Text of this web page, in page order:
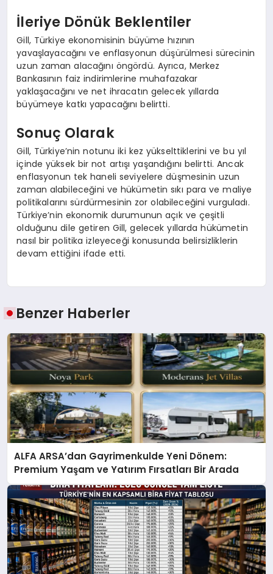
İleriye Dönük Beklentiler
Gill, Türkiye ekonomisinin büyüme hızının
yavaşlayacağını ve enflasyonun düşürülmesi sürecinin
uzun zaman alacağını öngördü. Ayrıca, Merkez
Bankasının faiz indirimlerine muhafazakar
yaklaşacağını ve net ihracatın gelecek yıllarda
büyümeye katkı yapacağını belirtti.
Sonuç Olarak
Gill, Türkiye’nin notunu iki kez yükselttiklerini ve bu yıl
içinde yüksek bir not artışı yaşandığını belirtti. Ancak
enflasyonun tek haneli seviyelere düşmesinin uzun
zaman alabileceğini ve hükümetin sıkı para ve maliye
politikalarını sürdürmesinin zor olabileceğini vurguladı.
Türkiye’nin ekonomik durumunun açık ve çeşitli
olduğunu dile getiren Gill, gelecek yıllarda hükümetin
nasıl bir politika izleyeceği konusunda belirsizliklerin
devam ettiğini ifade etti.
Benzer Haberler
ALFA ARSA’dan Gayrimenkulde Yeni Dönem:
Premium Yaşam ve Yatırım Fırsatları Bir Arada